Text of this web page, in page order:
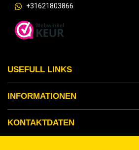
+31621803866
USEFULL LINKS
INFORMATIONEN
KONTAKTDATEN